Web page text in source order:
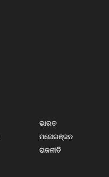
ଭାରତ
ମନୋରଞ୍ଜନ
ରାଜନୀତି